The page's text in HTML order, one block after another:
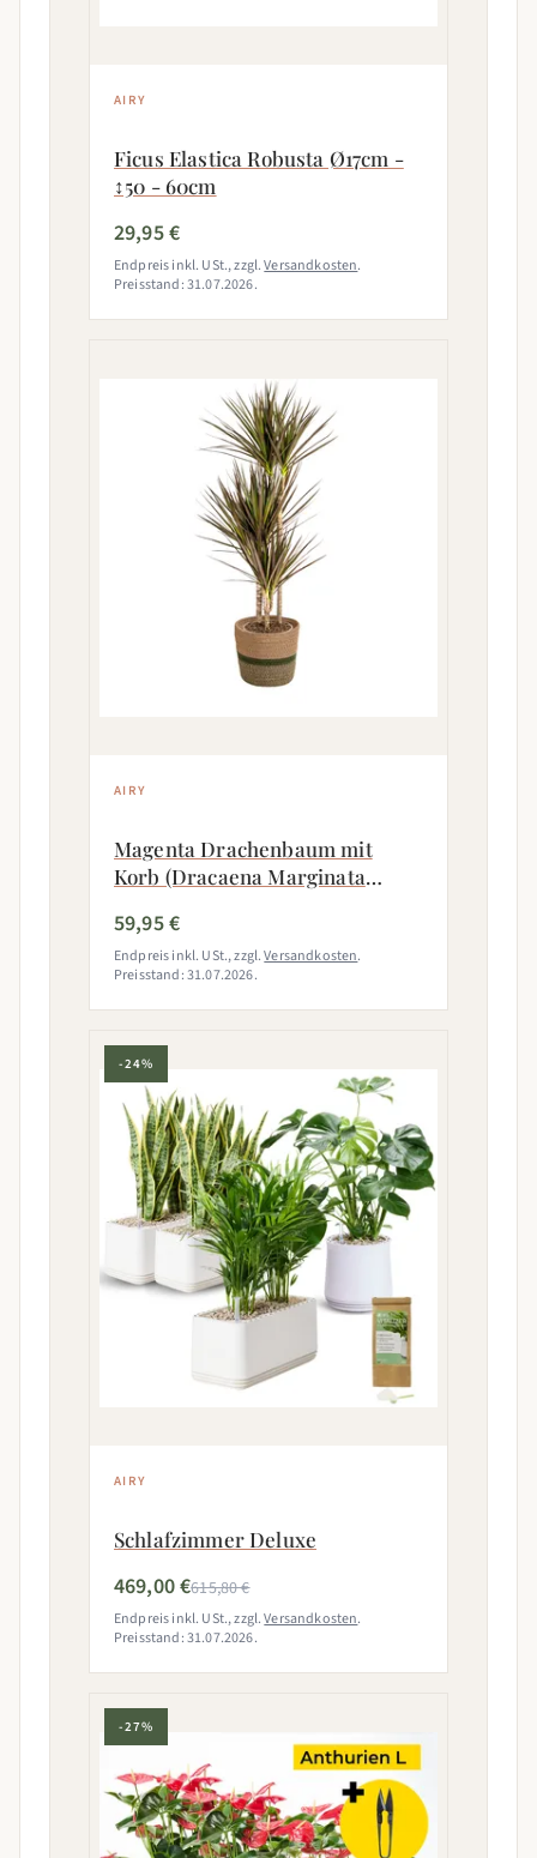
AIRY
Ficus Elastica Robusta Ø17cm -
↕50 - 60cm
29,95 €
Endpreis inkl. USt., zzgl.Versandkosten.
Preisstand: 31.07.2026.
AIRY
Magenta Drachenbaum mit
Korb (Dracaena Marginata
59,95 €
Endpreis inkl. USt., zzgl.Versandkosten.
Preisstand: 31.07.2026.
-24%
AIRY
Schlafzimmer Deluxe
469,00 €615,80 €
Endpreis inkl. USt., zzgl.Versandkosten.
Preisstand: 31.07.2026.
-27%